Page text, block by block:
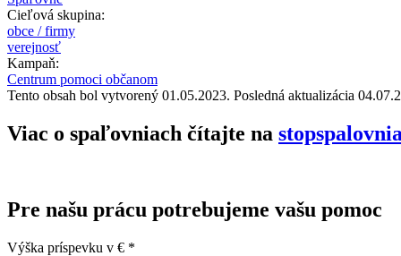
Cieľová skupina:
obce / firmy
verejnosť
Kampaň:
Centrum pomoci občanom
Tento obsah bol vytvorený 01.05.2023. Posledná aktualizácia
Viac o spaľovniach čítajte na
Pre našu prácu potrebujeme vašu pomoc
Výška príspevku v € *